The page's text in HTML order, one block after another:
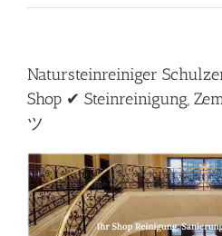
Natursteinreiniger
Shop ✔ Steinreinigung,
ツ